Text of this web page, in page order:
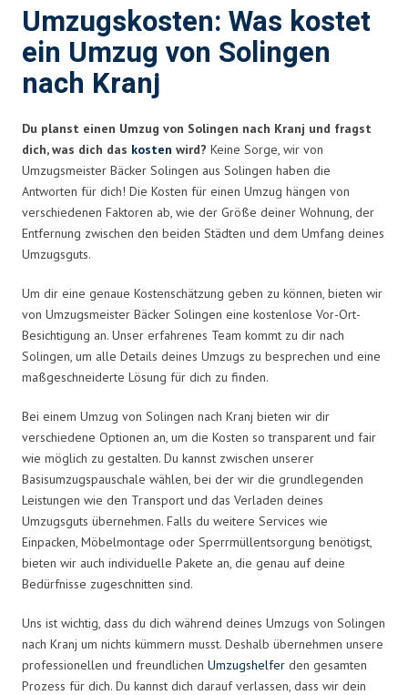
Umzugskosten: Was kostet
ein Umzug von Solingen
nach Kranj
Du planst einen Umzug von Solingen nach Kranj und fragst
dich, was dich das kosten wird? Keine Sorge, wir von
Umzugsmeister Bäcker Solingen aus Solingen haben die
Antworten für dich! Die Kosten für einen Umzug hängen von
verschiedenen Faktoren ab, wie der Größe deiner Wohnung, der
Entfernung zwischen den beiden Städten und dem Umfang deines
Umzugsguts.
Um dir eine genaue Kostenschätzung geben zu können, bieten wir
von Umzugsmeister Bäcker Solingen eine kostenlose Vor-Ort-
Besichtigung an. Unser erfahrenes Team kommt zu dir nach
Solingen, um alle Details deines Umzugs zu besprechen und eine
maßgeschneiderte Lösung für dich zu finden.
Bei einem Umzug von Solingen nach Kranj bieten wir dir
verschiedene Optionen an, um die Kosten so transparent und fair
wie möglich zu gestalten. Du kannst zwischen unserer
Basisumzugspauschale wählen, bei der wir die grundlegenden
Leistungen wie den Transport und das Verladen deines
Umzugsguts übernehmen. Falls du weitere Services wie
Einpacken, Möbelmontage oder Sperrmüllentsorgung benötigst,
bieten wir auch individuelle Pakete an, die genau auf deine
Bedürfnisse zugeschnitten sind.
Uns ist wichtig, dass du dich während deines Umzugs von Solingen
nach Kranj um nichts kümmern musst. Deshalb übernehmen unsere
professionellen und freundlichen Umzugshelfer den gesamten
Prozess für dich. Du kannst dich darauf verlassen, dass wir dein